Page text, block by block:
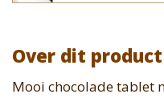
Over dit product
Mooi chocolade tablet